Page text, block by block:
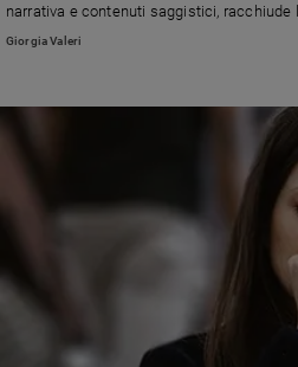
narrativa e contenuti saggistici, racchiude
gli spiragli di speranza che accomunano
Giorgia Valeri